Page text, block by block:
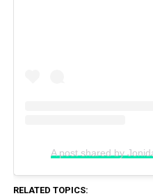
RELATED TOPICS: